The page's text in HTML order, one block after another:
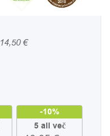
14,50€
-10%
5 ali več